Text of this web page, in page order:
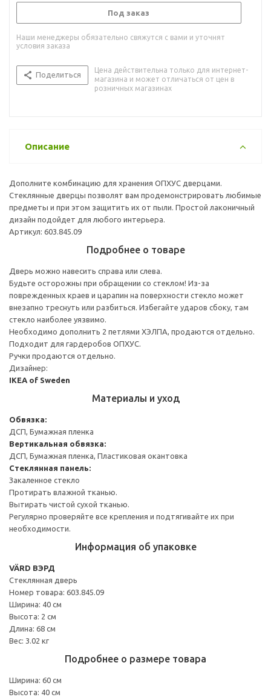
Под заказ
Наши менеджеры обязательно свяжутся с вами и уточнят
условия заказа
Поделиться
Цена действительна только для интернет-
магазина и может отличаться от цен в
розничных магазинах
Описание
Дополните комбинацию для хранения ОПХУС дверцами.
Стеклянные дверцы позволят вам продемонстрировать любимые
предметы и при этом защитить их от пыли. Простой лаконичный
дизайн подойдет для любого интерьера.
Артикул: 603.845.09
Подробнее о товаре
Дверь можно навесить справа или слева.
Будьте осторожны при обращении со стеклом! Из-за
поврежденных краев и царапин на поверхности стекло может
внезапно треснуть или разбиться. Избегайте ударов сбоку, там
стекло наиболее уязвимо.
Необходимо дополнить 2 петлями ХЭЛПА, продаются отдельно.
Подходит для гардеробов ОПХУС.
Ручки продаются отдельно.
Дизайнер:
IKEA of Sweden
Материалы и уход
Обвязка:
ДСП, Бумажная пленка
Вертикальная обвязка:
ДСП, Бумажная пленка, Пластиковая окантовка
Стеклянная панель:
Закаленное стекло
Протирать влажной тканью.
Вытирать чистой сухой тканью.
Регулярно проверяйте все крепления и подтягивайте их при
необходимости.
Информация об упаковке
VÄRD ВЭРД
Стеклянная дверь
Номер товара: 603.845.09
Ширина: 40 см
Высота: 2 см
Длина: 68 см
Вес: 3.02 кг
Подробнее о размере товара
Ширина: 60 см
Высота: 40 см